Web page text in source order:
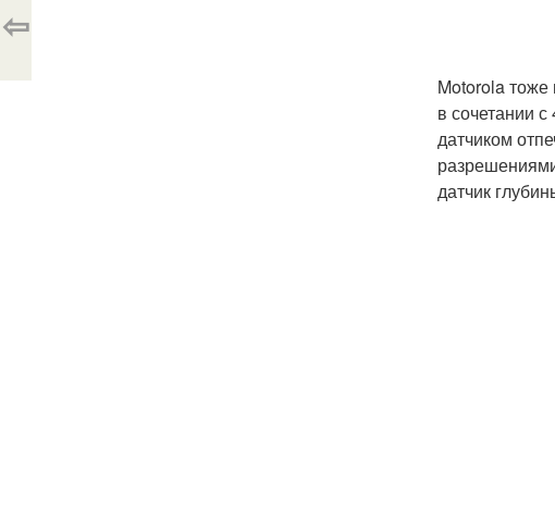
Motorola тоже
в сочетании
датчиком
датчик
⇦